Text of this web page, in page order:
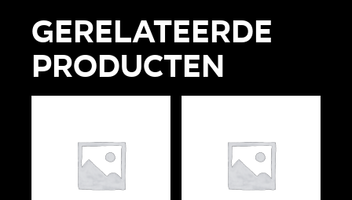
Gerelateerde
producten